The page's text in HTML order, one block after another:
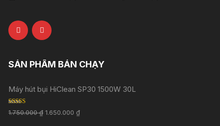
SẢN PHẨM BÁN CHẠY
Máy hút bụi HiClean SP30 1500W 30L
Rated 5.00
out of 5
1.750.000₫ 1.650.000₫